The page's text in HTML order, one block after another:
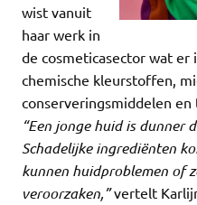
wist vanuit
haar werk in
de cosmeticasector wat
chemische kleurstoffen,
conserveringsmiddelen
“Een jonge huid is dunner
Schadelijke ingrediënten
kunnen huidproblemen of
veroorzaken,”vertelt